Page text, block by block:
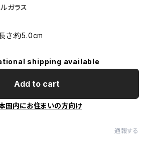
ガラス
さ:約5.0cm
shipping available
Add to cart
国内にお住まいの方向け
通報する